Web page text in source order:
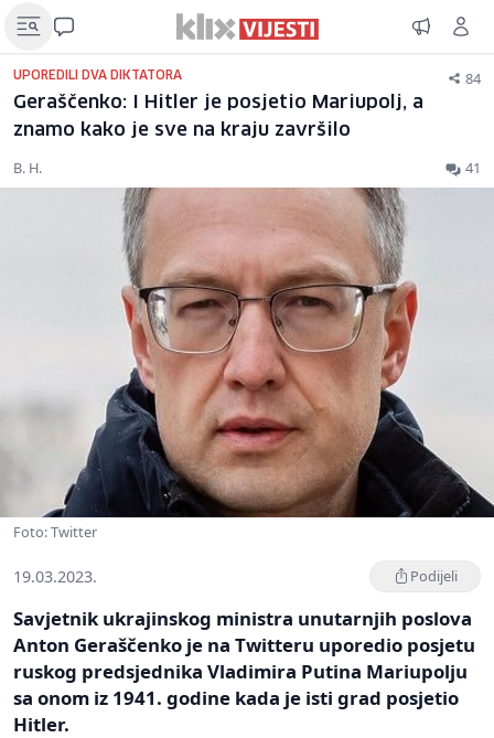
UPOREDILI DVA DIKTATORA 84
Geraščenko: I Hitler je posjetio Mariupolj, a
znamo kako je sve na kraju završilo
B. H. 41
Foto: Twitter
19.03.2023. Podijeli
Savjetnik ukrajinskog ministra unutarnjih poslova
Anton Geraščenko je na Twitteru uporedio posjetu
ruskog predsjednika Vladimira Putina Mariupolju
sa onom iz 1941. godine kada je isti grad posjetio
Hitler.